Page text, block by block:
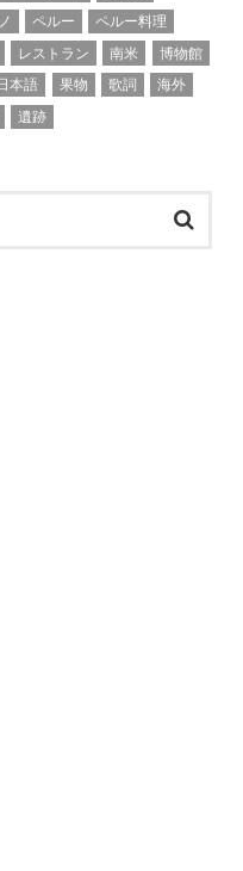
ペルー
ペルー料理
レストラン 南米
博物館
日本語 果物 歌詞
海外
遺跡